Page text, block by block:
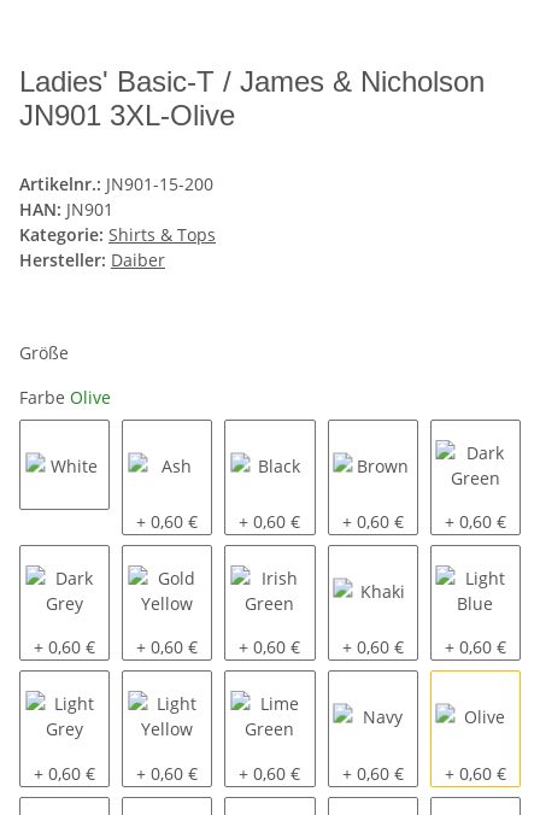
Ladies' Basic-T / James & Nicholson
JN901 3XL-Olive
Artikelnr.: JN901-15-200
HAN: JN901
Kategorie: Shirts & Tops
Hersteller: Daiber
Größe
Farbe Olive
Ash
+ 0,60 € Black
+ 0,60 € Brown
+ 0,60 € Dark Green
+ 0,60 €
Dark Grey
+ 0,60 € Gold Yellow
+ 0,60 € Irish Green
+ 0,60 € Khaki
+ 0,60 € Light Blue
+ 0,60 €
Light Grey
+ 0,60 € Light Yellow
+ 0,60 € Lime Green
+ 0,60 € Navy
+ 0,60 € Olive
+ 0,60 €